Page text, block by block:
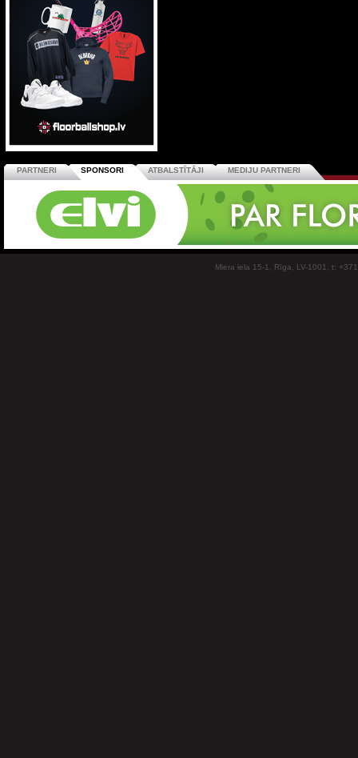
PARTNERI SPONSORI ATBALSTĪTĀJI MEDIJU PARTNERI
Miera iela 15-1, Rīga, LV-1001, t: